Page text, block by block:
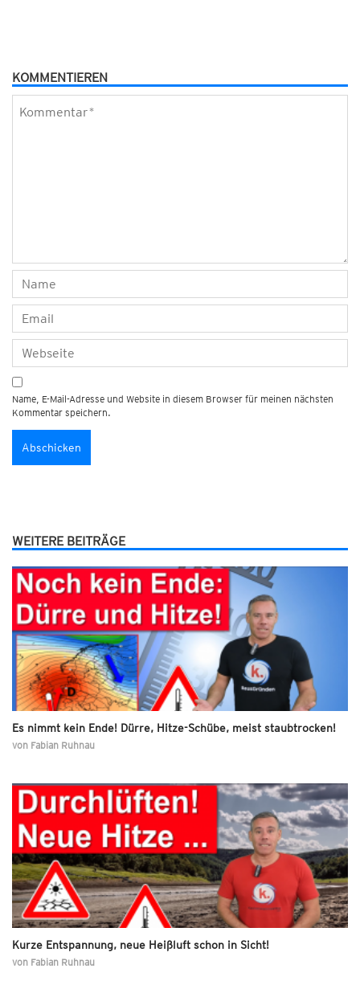
KOMMENTIEREN
Name, E-Mail-Adresse und Website in diesem Browser für meinen nächsten
Kommentar speichern.
WEITERE BEITRÄGE
Es nimmt kein Ende! Dürre, Hitze-Schübe, meist staubtrocken!
von Fabian Ruhnau
Kurze Entspannung, neue Heißluft schon in Sicht!
von Fabian Ruhnau